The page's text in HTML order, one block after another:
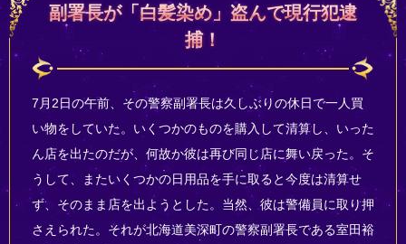
副署長が「白髪染め」盗んで現行犯逮
捕！
7月2日の午前、その警察副署長は久しぶりの休日で一人買
い物をしていた。いくつかのものを購入して清算し、いった
ん店を出たのだが、何故か彼は再び同じ店に舞い戻った。そ
うして、またいくつかの日用品を手に取ると今度は清算せ
ず、そのまま店を出ようとした。当然、彼は警備員に取り押
さえられた。それが北海道美深町の警察副署長である室田裕